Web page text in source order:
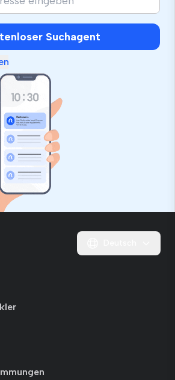
Suchagent